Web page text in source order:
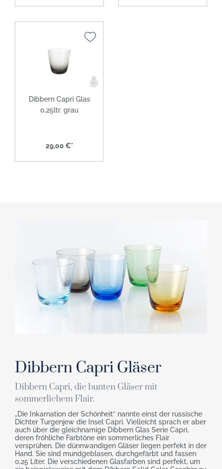
Dibbern Capri Glas
0,25ltr. grau
29,00 €*
Dibbern Capri Gläser
Dibbern Capri, die bunten Gläser mit
sommerlichem Flair.
„Die Inkarnation der Schönheit“ nannte einst der russische
Dichter Turgenjew die Insel Capri. Vielleicht sprach er aber
auch über die gleichnamige Dibbern Glas Serie Capri,
deren fröhliche Farbtöne ein sommerliches Flair
versprühen. Die dünnwandigen Gläser liegen perfekt in der
Hand. Sie sind mundgeblasen, durchgefärbt und fassen
0,25 Liter. Die verschiedenen Glasfarben sind perfekt, um